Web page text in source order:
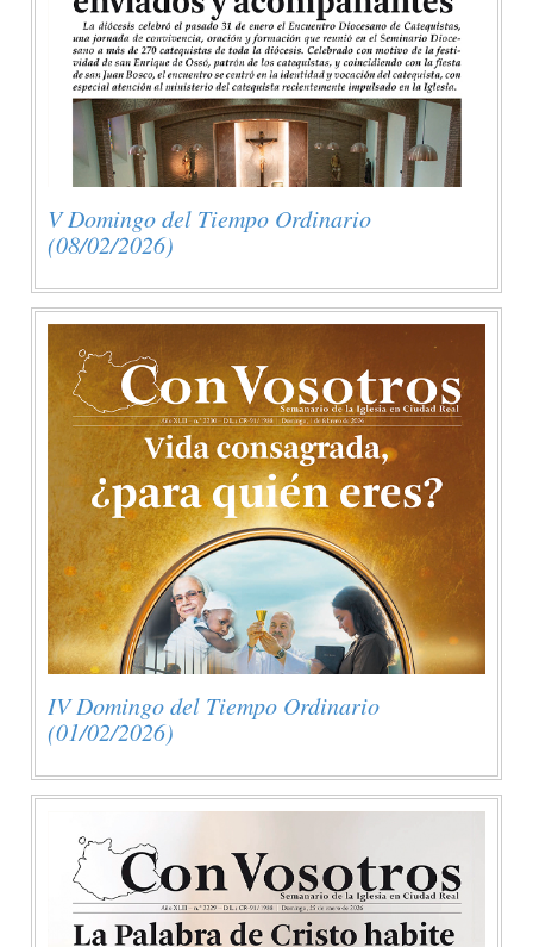
V Domingo del Tiempo Ordinario
(08/02/2026)
IV Domingo del Tiempo Ordinario
(01/02/2026)